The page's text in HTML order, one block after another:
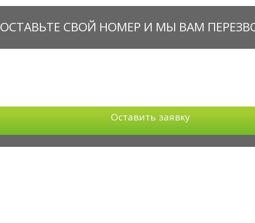
ОСТАВЬТЕ СВОЙ НОМЕР И МЫ ВАМ
Оставить заявку